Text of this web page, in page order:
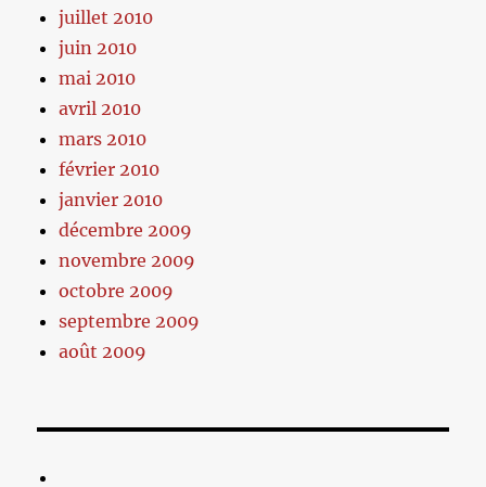
juillet 2010
juin 2010
mai 2010
avril 2010
mars 2010
février 2010
janvier 2010
décembre 2009
novembre 2009
octobre 2009
septembre 2009
août 2009